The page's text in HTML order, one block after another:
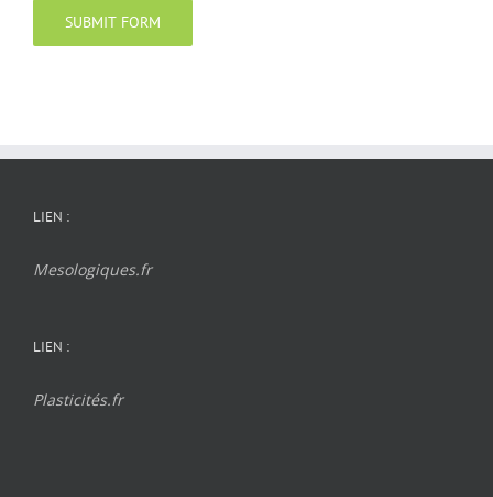
LIEN :
Mesologiques.fr
LIEN :
Plasticités.fr